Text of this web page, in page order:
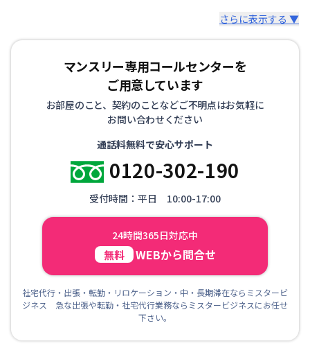
さらに表示する ▼
マンスリー専用コールセンターを
ご用意しています
お部屋のこと、契約のことなどご不明点はお気軽に
お問い合わせください
通話料無料で安心サポート
0120-302-190
受付時間：平日 10:00-17:00
24時間365日対応中
無料 WEBから問合せ
社宅代行・出張・転勤・リロケーション・中・長期滞在ならミスタービ
ジネス 急な出張や転勤・社宅代行業務ならミスタービジネスにお任せ
下さい。